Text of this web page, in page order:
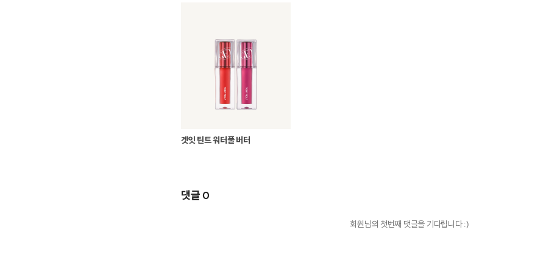
겟잇 틴트 워터풀 버터
댓글 0
회원님의 첫번째 댓글을 기다립니다 :)